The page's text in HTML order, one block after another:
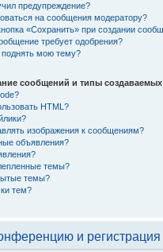
предупреждение?
на сообщения модератору?
«Сохранить» при создании
требует одобрения?
поднять мою тему?
сообщений и типы создаваемых
HTML?
изображения к сообщениям?
объявления?
темы?
темы?
тем?
и регистрация